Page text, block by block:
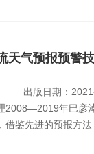
天气预报预警
出版日期：
2008—2019年巴彦
借鉴先进的预报方
对流天气气候特征